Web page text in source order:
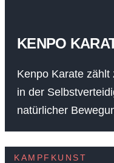
KENPO
Kenpo Karate zählt
in der
natürlicher
KAMPFKUNST